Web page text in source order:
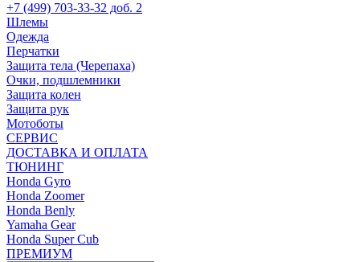
+7 (499) 703-33-32 доб. 2
Шлемы
Одежда
Перчатки
Защита тела (Черепаха)
Очки, подшлемники
Защита колен
Защита рук
Мотоботы
СЕРВИС
ДОСТАВКА И ОПЛАТА
ТЮНИНГ
Honda Gyro
Honda Zoomer
Honda Benly
Yamaha Gear
Honda Super Cub
ПРЕМИУМ